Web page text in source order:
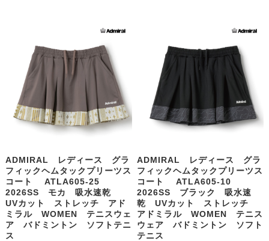
ADMIRAL レディース グラ
フィックヘムタックプリーツス
コート ATLA605-25
2026SS モカ 吸水速乾
UVカット ストレッチ アド
ミラル WOMEN テニスウェ
ア バドミントン ソフトテニ
ス
ADMIRAL レディース グラ
フィックヘムタックプリーツス
コート ATLA605-10
2026SS ブラック 吸水速
乾 UVカット ストレッチ
アドミラル WOMEN テニス
ウェア バドミントン ソフト
テニス